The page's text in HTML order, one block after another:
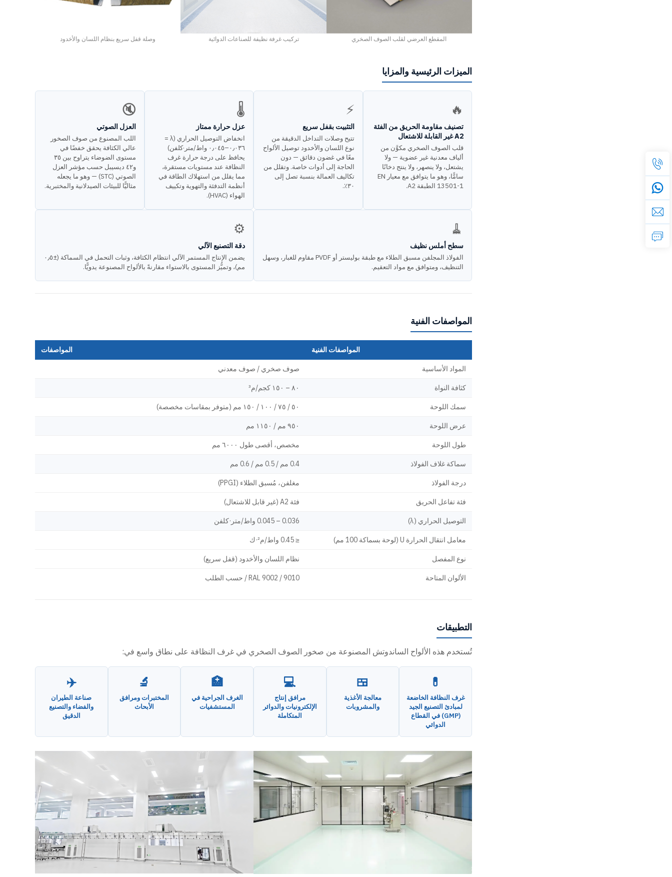
المقطع العرضي لقلب الصوف الصخري تركيب غرفة نظيفة للصناعات الدوائية وصلة قفل سريع بنظام اللسان والأخدود
الميزات الرئيسية والمزايا
🔥
تصنيف مقاومة الحريق من الفئة
A2 غير القابلة للاشتعال
قلب الصوف الصخري مكوَّن من
ألياف معدنية غير عضوية — ولا
يشتعل، ولا ينصهر، ولا ينتج دخانًا
سامًّا، وهو ما يتوافق مع معيار EN
13501-1 الطبقة A2.
⚡
التثبيت بقفل سريع
تتيح وصلات التداخل الدقيقة من
نوع اللسان والأخدود توصيل الألواح
معًا في غضون دقائق — دون
الحاجة إلى أدوات خاصة. وتقلل من
تكاليف العمالة بنسبة تصل إلى
٣٠٪.
🌡️
عزل حرارة ممتاز
انخفاض التوصيل الحراري (λ =
٠٫٠٣٦–٠٫٠٤٥ واط/متر·كلفن)
يحافظ على درجة حرارة غرف
النظافة عند مستويات مستقرة،
مما يقلل من استهلاك الطاقة في
أنظمة التدفئة والتهوية وتكييف
الهواء (HVAC).
🔇
العزل الصوتي
اللب المصنوع من صوف الصخور
عالي الكثافة يحقق خفضًا في
مستوى الضوضاء يتراوح بين ٣٥
و٤٢ ديسيبل حسب مؤشر العزل
الصوتي (STC) — وهو ما يجعله
مثاليًّا للبيئات الصيدلانية والمختبرية.
🧹
سطح أملس نظيف
الفولاذ المجلفن مسبق الطلاء مع طبقة بوليستر أو PVDF مقاوم للغبار، وسهل
التنظيف، ومتوافق مع مواد التعقيم.
⚙️
دقة التصنيع الآلي
يضمن الإنتاج المستمر الآلي انتظام الكثافة، وثبات التحمل في السماكة (±٠٫٥
مم)، وتميُّز المستوى بالاستواء مقارنةً بالألواح المصنوعة يدويًّا.
المواصفات الفنية
المواصفات الفنية المواصفات
المواد الأساسية صوف صخري / صوف معدني
كثافة النواة ٨٠ – ١٥٠ كجم/م³
سمك اللوحة ٥٠ / ٧٥ / ١٠٠ / ١٥٠ مم (متوفر بمقاسات مخصصة)
عرض اللوحة ٩٥٠ مم / ١١٥٠ مم
طول اللوحة مخصص، أقصى طول ٦٠٠٠ مم
سماكة غلاف الفولاذ 0.4 مم / 0.5 مم / 0.6 مم
درجة الفولاذ مغلفن، مُسبق الطلاء (PPGI)
فئة تفاعل الحريق فئة A2 (غير قابل للاشتعال)
التوصيل الحراري (λ) 0.036 – 0.045 واط/متر·كلفن
معامل انتقال الحرارة U (لوحة بسماكة 100 مم) ≤ 0.45 واط/م²·ك
نوع المفصل نظام اللسان والأخدود (قفل سريع)
الألوان المتاحة RAL 9002 / 9010 / حسب الطلب
التطبيقات
تُستخدم هذه الألواح الساندوتش المصنوعة من صخور الصوف الصخري في غرف النظافة على نطاق واسع في:
💊
غرف النظافة الخاضعة
لمبادئ التصنيع الجيد
(GMP) في القطاع
الدوائي
🍱
معالجة الأغذية
والمشروبات
💻
مرافق إنتاج
الإلكترونيات والدوائر
المتكاملة
🏥
الغرف الجراحية في
المستشفيات
🔬
المختبرات ومرافق
الأبحاث
✈️
صناعة الطيران
والفضاء والتصنيع
الدقيق